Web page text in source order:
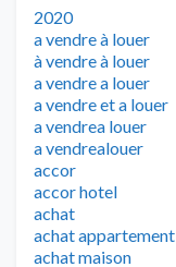
2020
a vendre à louer
à vendre à louer
a vendre a louer
a vendre et a louer
a vendrea louer
a vendrealouer
accor
accor hotel
achat
achat appartement
achat maison